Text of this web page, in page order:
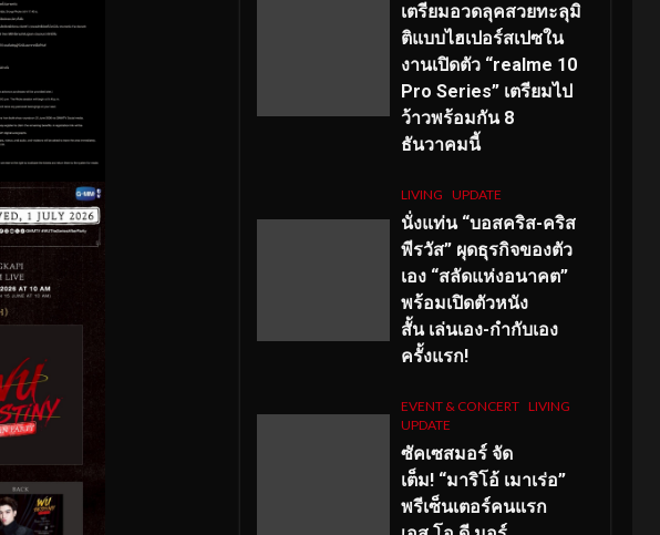
เตรียมอวดลุคสวยทะลุมิ
ติแบบไฮเปอร์สเปซใน
งานเปิดตัว “realme 10
Pro Series” เตรียมไป
ว้าวพร้อมกัน 8
ธันวาคมนี้
LIVING UPDATE
นั่งแท่น “บอสคริส-คริส
พีรวัส” ผุดธุรกิจของตัว
เอง “สลัดแห่งอนาคต”
พร้อมเปิดตัวหนัง
สั้น เล่นเอง-กำกับเอง
ครั้งแรก!
EVENT & CONCERT LIVING
UPDATE
ซัคเซสมอร์ จัด
เต็ม! “มาริโอ้ เมาเร่อ”
พรีเซ็นเตอร์คนแรก